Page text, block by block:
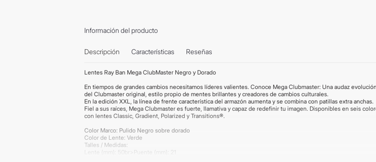
Información del producto
Descripción Características Reseñas
Lentes Ray Ban Mega ClubMaster Negro y Dorado
En tiempos de grandes cambios necesitamos líderes valientes. Conoce Mega Clubmaster: Una audaz evolución
del Clubmaster original, estilo propio de mentes brillantes y creadores de cambios culturales.
En la edición XXL, la línea de frente característica del armazón aumenta y se combina con patillas extra anchas.
Fiel a sus raíces, Mega Clubmaster es fuerte, llamativa y capaz de redefinir tu imagen. Disponibles en seis
con lentes Classic, Gradient, Polarized y Transitions®.
Color Marco: Pulido Negro sobre dorado
Color de Lente: Verde
Talles / Medidas:
Lente (mm): 50br>Puente (mm): 21